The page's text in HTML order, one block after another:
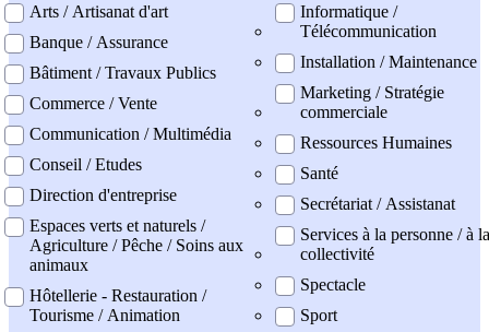
Arts / Artisanat d'art
Banque / Assurance
Bâtiment / Travaux Publics
Commerce / Vente
Communication / Multimédia
Conseil / Etudes
Direction d'entreprise
Espaces verts et naturels /
Agriculture / Pêche / Soins aux
animaux
Hôtellerie - Restauration /
Tourisme / Animation
Informatique /
Télécommunication
Installation / Maintenance
Marketing / Stratégie
commerciale
Ressources Humaines
Santé
Secrétariat / Assistanat
Services à la personne / à la
collectivité
Spectacle
Sport